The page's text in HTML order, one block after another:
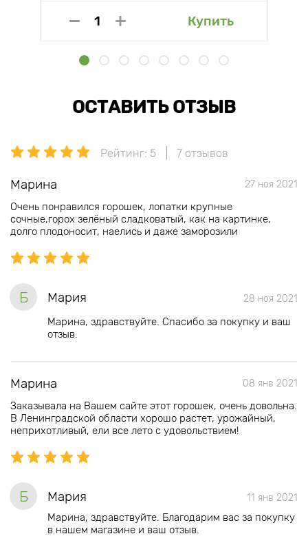
Купить
ОСТАВИТЬ ОТЗЫВ
Рейтинг: 5 7 отзывов
Марина 27 ноя 2021
Очень понравился горошек, лопатки крупные
сочные,горох зелёный сладковатый, как на картинке,
долго плодоносит, наелись и даже заморозили
Б Мария 28 ноя 2021
Марина, здравствуйте. Спасибо за покупку и ваш
отзыв.
Марина 08 янв 2021
Заказывала на Вашем сайте этот горошек, очень довольна.
В Ленинградской области хорошо растет, урожайный,
неприхотливый, ели все лето с удовольствием!
Б Мария 11 янв 2021
Марина, здравствуйте. Благодарим вас за покупку
в нашем магазине и ваш отзыв.